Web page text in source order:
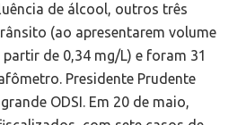
de álcool, outros três
(ao apresentarem volume
de 0,34 mg/L) e foram 31
Presidente Prudente
ODSI. Em 20 de maio,